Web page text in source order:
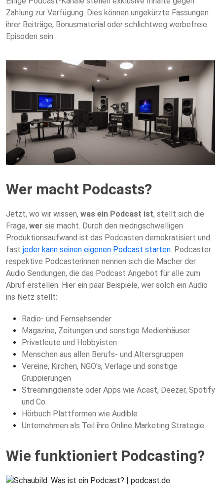
Zahlung zur Verfügung. Dies können ungekürzte Fassungen
ihrer Beiträge, Bonusmaterial oder schlichtweg werbefreie
Episoden sein.
Wer macht Podcasts?
Jetzt, wo wir wissen, was ein Podcast ist, stellt sich die
Frage, wer sie macht. Durch den niedrigschwelligen
Produktionsaufwand ist das Podcasten demokratisiert und
fast jeder kann seinen eigenen Podcast starten. Podcaster
respektive Podcasterinnen nennen sich die Macher der
Audio Sendungen, die das Podcast Angebot für alle zum
Abruf erstellen. Hier ein paar Beispiele, wer solch ein Audio
ins Netz stellt:
Radio- und Fernsehsender
Magazine, Zeitungen und sonstige Medienhäuser
Privatleute und Hobbyisten
Menschen aus allen Berufs- und Altersgruppen
Vereine, Kirchen, NGO's, Verlage und sonstige
Gruppierungen
Streamingdienste oder Apps wie Acast, Deezer, Spotify
und Co.
Hörbuch Plattformen wie Audible
Unternehmen als Teil ihre Online Marketing Strategie
Wie funktioniert Podcasting?